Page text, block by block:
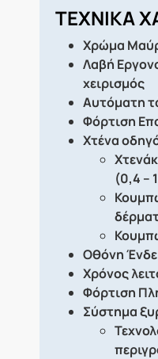
ΤΕΧΝΙΚΑ
Χρώμα
Λαβή
χειρισμός
Αυτόματη
Φόρτιση
Χτένα
(0,4 –
Οθόνη
Χρόνος
Φόρτιση
Σύστημα